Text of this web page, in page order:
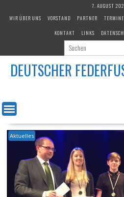
7. AUGUST
WIR ÜBER UNS
VORSTAND PARTNER TERMINE
KONTAKT
LINKS
DEUTSCHER
Aktuelles